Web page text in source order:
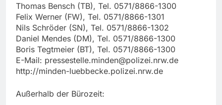
Thomas Bensch (TB), Tel. 0571/8866-1300
Felix Werner (FW), Tel. 0571/8866-1301
Nils Schröder (SN), Tel. 0571/8866-1302
Daniel Mendes (DM), Tel. 0571/8866-1300
Boris Tegtmeier (BT), Tel. 0571/8866-1300
E-Mail: pressestelle.minden@polizei.nrw.de
http://minden-luebbecke.polizei.nrw.de
Außerhalb der Bürozeit: